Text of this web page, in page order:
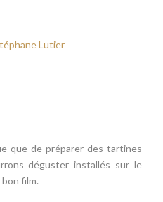
Lutier
que de préparer des tartines
déguster installés sur le
film.